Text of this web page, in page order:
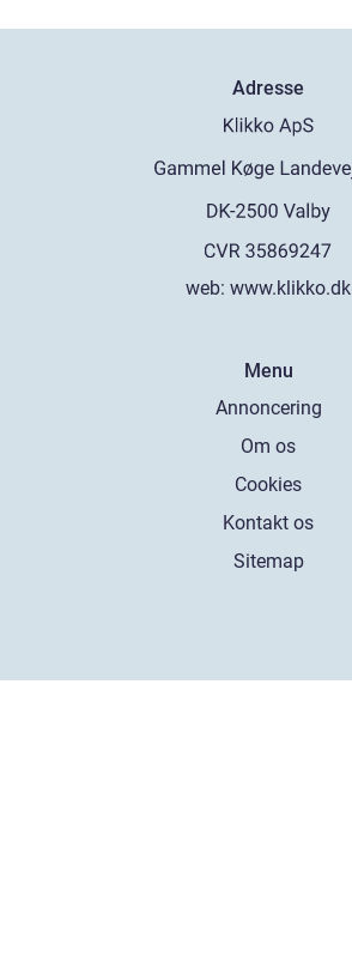
Adresse
web: www.klikko.dk
Menu
Annoncering
Om os
Cookies
Kontakt os
Sitemap